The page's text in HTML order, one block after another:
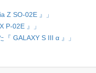
Z SO-02E 』」
P-02E 』」
GALAXY S III α 』」